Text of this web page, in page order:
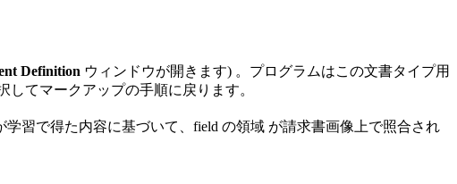
Definition ウィンドウが開きます) 。プログラムはこの文書タイプ用
てマークアップの手順に戻ります。
習で得た内容に基づいて、field の領域 が請求書画像上で照合され